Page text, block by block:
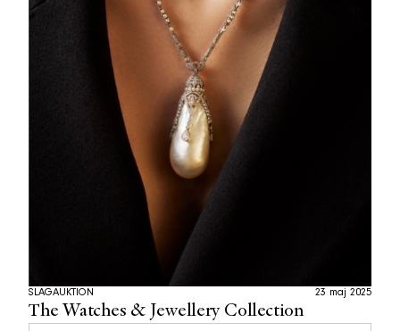
The Watches & Jewellery Collection
SLAGAUKTION 23 maj 2025